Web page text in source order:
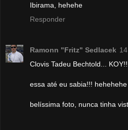
Ibirama, hehehe
Responder
Ramonn "Fritz" Sedlacek
Clovis Tadeu Bechtold...
essa até eu sabia!!! hehehehe
belíssima foto, nunca tinha